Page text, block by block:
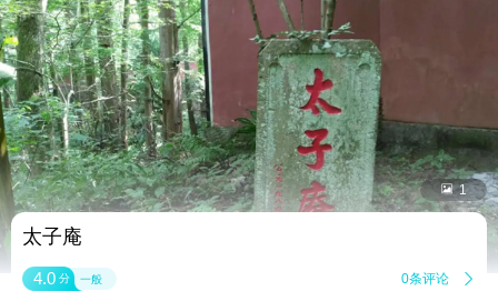
 1
太子庵
4.0 分 一般 0条评论 
